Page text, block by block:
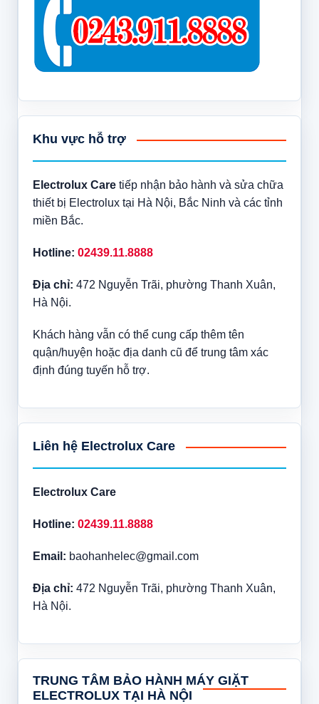
Khu vực hỗ trợ
Electrolux Caretiếp nhận bảo hành và sửa chữa
thiết bị Electrolux tại Hà Nội, Bắc Ninh và các tỉnh
miền Bắc.
Hotline: 02439.11.8888
Địa chỉ: 472 Nguyễn Trãi, phường Thanh Xuân,
Hà Nội.
Khách hàng vẫn có thể cung cấp thêm tên
quận/huyện hoặc địa danh cũ để trung tâm xác
định đúng tuyến hỗ trợ.
Liên hệ Electrolux Care
Electrolux Care
Hotline: 02439.11.8888
Email: baohanhelec@gmail.com
Địa chỉ: 472 Nguyễn Trãi, phường Thanh Xuân,
Hà Nội.
TRUNG TÂM BẢO HÀNH MÁY GIẶT
ELECTROLUX TẠI HÀ NỘI